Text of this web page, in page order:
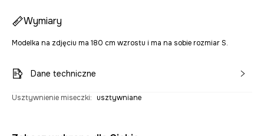
Wymiary
Modelka na zdjęciu ma 180 cm wzrostu i ma na sobie rozmiar S.
Dane techniczne
Usztywnienie miseczki: usztywniane